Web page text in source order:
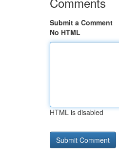
Submit a Comment
No HTML
HTML is disabled